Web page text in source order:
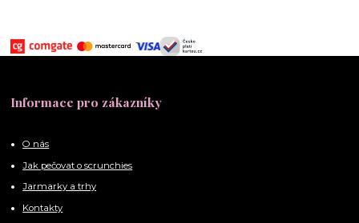
Informace pro zákazníky
O nás
Jak pečovat o scrunchies
Jarmarky a trhy
Kontakty